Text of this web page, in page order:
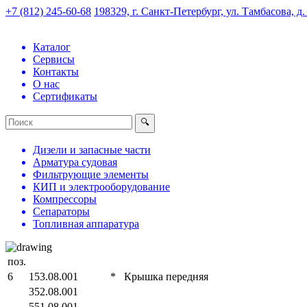
+7 (812) 245-60-68 198329, г. Санкт-Петербург, ул. Тамбасова,
Каталог
Сервисы
Контакты
О нас
Сертификаты
Дизели и запасные части
Арматура судовая
Фильтрующие элементы
КИП и электрооборудование
Компрессоры
Сепараторы
Топливная аппаратура
поз.
6
153.08.001 *
Крышка передняя
352.08.001